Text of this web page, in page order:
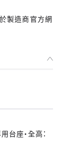
製造商官方網
台座・全高：